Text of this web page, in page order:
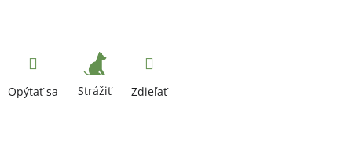
Opýtať sa Strážiť Zdieľať